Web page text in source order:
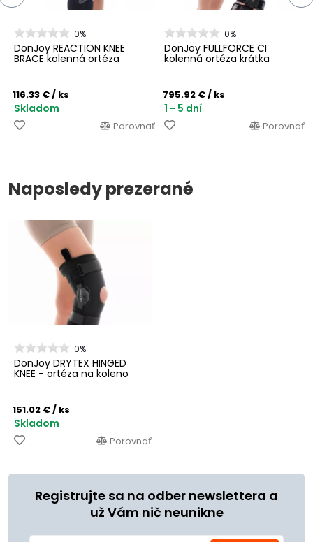
0%
DonJoy REACTION KNEE
BRACE kolenná ortéza
116.33 €/ ks
Skladom
Porovnať
0%
DonJoy FULLFORCE CI
kolenná ortéza krátka
795.92 €/ ks
1 - 5 dní
Porovnať
Naposledy prezerané
0%
DonJoy DRYTEX HINGED
KNEE - ortéza na koleno
151.02 €/ ks
Skladom
Porovnať
Registrujte sa na odber newslettera a
už Vám nič neunikne